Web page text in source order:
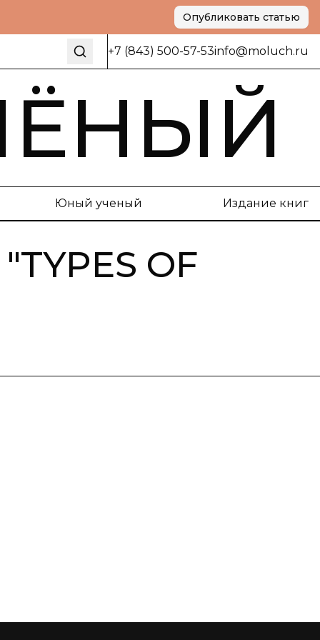
Опубликовать статью
+7 (843) 500-57-53info@moluch.ru
Юный ученый Издание книг
TYPES OF